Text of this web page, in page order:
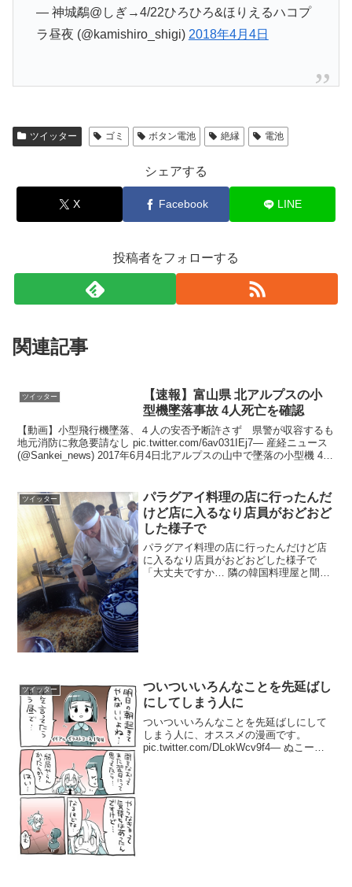
— 神城鷸@しぎ→4/22ひろひろ&ほりえるハコプ
ラ昼夜 (@kamishiro_shigi) 2018年4月4日
ツイッター ゴミ ボタン電池 絶縁 電池
シェアする
X Facebook LINE
投稿者をフォローする
関連記事
ツイッター
【速報】富山県 北アルプスの小
型機墜落事故 4人死亡を確認
【動画】小型飛行機墜落、４人の安否予断許さず 県警が収容するも
地元消防に救急要請なし pic.twitter.com/6av031IEj7— 産経ニュース
(@Sankei_news) 2017年6月4日北アルプスの山中で墜落の小型機 4
ツイッター
パラグアイ料理の店に行ったんだ
けど店に入るなり店員がおどおど
した様子で
パラグアイ料理の店に行ったんだけど店
に入るなり店員がおどおどした様子で
「大丈夫ですか… 隣の韓国料理屋と間違
ツイッター
ついついいろんなことを先延ばし
にしてしまう人に
ついついいろんなことを先延ばしにして
しまう人に、オススメの漫画です。
pic.twitter.com/DLokWcv9f4— ぬこー様